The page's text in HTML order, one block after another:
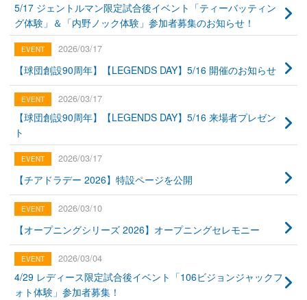
5/17 ジェントルマン限定試合後イベント「ティーバッティン
グ体験」＆「内野ノック体験」参加者募集のお知らせ！
2026/03/17
【球団創設90周年】【LEGENDS DAY】5/16 開催のお知らせ
2026/03/17
【球団創設90周年】【LEGENDS DAY】5/16 来場者プレゼン
ト
2026/03/17
【チアドラデー 2026】特設ページを公開
2026/03/10
【オープニングシリーズ 2026】オープニングセレモニー
2026/03/04
4/29 レディース限定試合後イベント「106ビジョンジャックフ
ォト体験」参加者募集！